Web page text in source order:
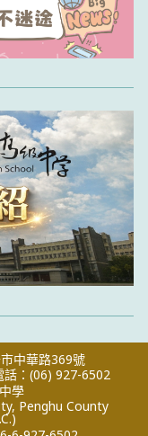
中華路369號
話：(06) 927-6502
學
Penghu County